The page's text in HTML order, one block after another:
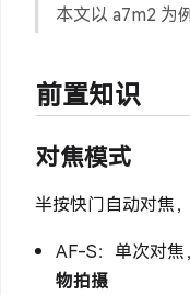
本文以 a7m2 为
前置知识
对焦模式
半按快门自动对焦
AF-S：单次对
物拍摄